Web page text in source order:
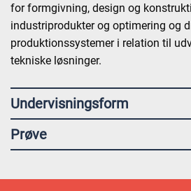
for formgivning, design og
industriprodukter og optimering og
produktionssystemer i relation til
tekniske løsninger.
Undervisningsform
Prøve